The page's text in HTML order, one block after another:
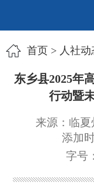
首页> 人社动
东乡县2025年
行动暨
来源：临夏
添加
字号